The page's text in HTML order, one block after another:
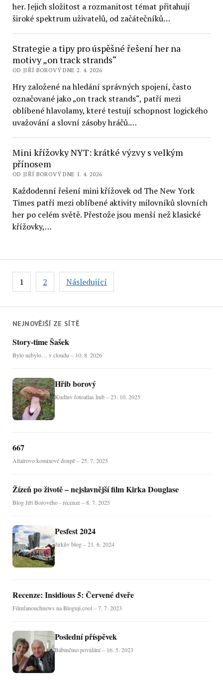
NEJNOVĚJŠÍ ZE SÍTĚ
Story-time Šašek
Bylo nebylo… v cloudu – 10. 8. 2026
Hřib borový
Kudluv fotoatlas hub – 23. 10. 2025
667
Altaïrovo komixové doupě – 25. 7. 2025
Žízeň po životě – nejslavnější film Kirka Douglase
Blog Jiří Borového - recenze – 8. 7. 2025
Pesfest 2024
Jirkův blog – 21. 6. 2024
Recenze: Insidious 5: Červené dveře
Filmfanouchnews na Bloguji.cool – 7. 7. 2023
Poslední příspěvek
Bábinčino povídání – 16. 5. 2023
her. Jejich složitost a rozmanitost témat přitahují
široké spektrum uživatelů, od začátečníků…
Strategie a tipy pro úspěšné řešení her na
motivy „on track strands“
OD JIŘÍ BOROVÝ DNE 2. 4. 2026
Hry založené na hledání správných spojení, často
označované jako „on track strands“, patří mezi
oblíbené hlavolamy, které testují schopnost logického
uvažování a slovní zásoby hráčů.…
Mini křížovky NYT: krátké výzvy s velkým
přínosem
OD JIŘÍ BOROVÝ DNE 1. 4. 2026
Každodenní řešení mini křížovek od The New York
Times patří mezi oblíbené aktivity milovníků slovních
her po celém světě. Přestože jsou menší než klasické
křížovky,…
Stránkování
příspěvků
1 2 Následující